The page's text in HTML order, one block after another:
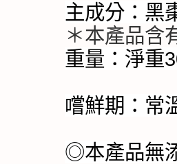
主成分：黑
＊本產品含
重量：淨重
嚐鮮期：常
◎本產品無